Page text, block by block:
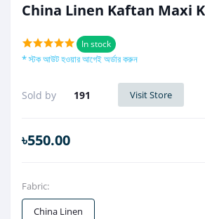
China Linen Kaftan Maxi
In stock
* স্টক আউট হওয়ার আগেই অর্ডার করুন
Sold by 191 Visit Store
৳550.00
Fabric:
China Linen